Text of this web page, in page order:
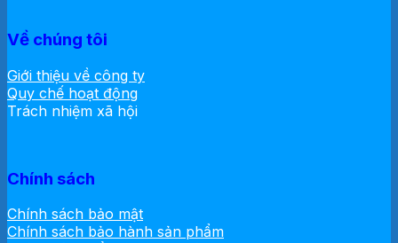
Về chúng tôi
Giới thiệu về công ty
Quy chế hoạt động
Trách nhiệm xã hội
Chính sách
Chính sách bảo mật
Chính sách bảo hành sản phẩm